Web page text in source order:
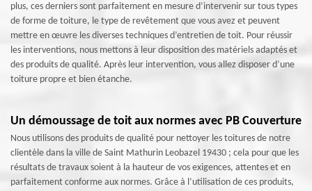
plus, ces derniers sont parfaitement en mesure d’intervenir sur tous types
de forme de toiture, le type de revêtement que vous avez et peuvent
mettre en œuvre les diverses techniques d’entretien de toit. Pour réussir
les interventions, nous mettons à leur disposition des matériels adaptés et
des produits de qualité. Après leur intervention, vous allez disposer d’une
toiture propre et bien étanche.
Un démoussage de toit aux normes avec PB Couverture
Nous utilisons des produits de qualité pour nettoyer les toitures de notre
clientèle dans la ville de Saint Mathurin Leobazel 19430 ; cela pour que les
résultats de travaux soient à la hauteur de vos exigences, attentes et en
parfaitement conforme aux normes. Grâce à l’utilisation de ces produits,